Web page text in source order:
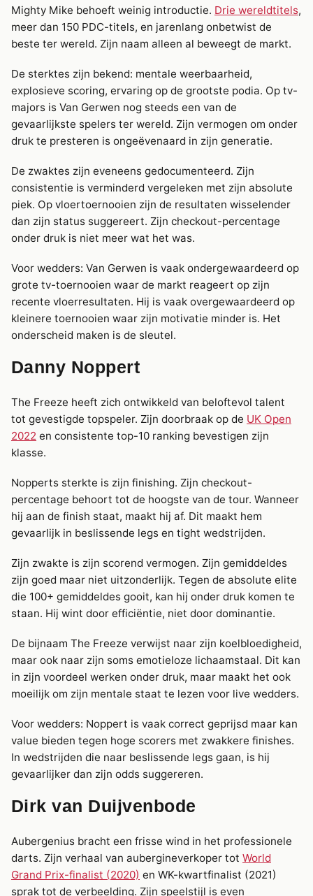
Mighty Mike behoeft weinig introductie. Drie wereldtitels,
meer dan 150 PDC-titels, en jarenlang onbetwist de
beste ter wereld. Zijn naam alleen al beweegt de markt.
De sterktes zijn bekend: mentale weerbaarheid,
explosieve scoring, ervaring op de grootste podia. Op tv-
majors is Van Gerwen nog steeds een van de
gevaarlijkste spelers ter wereld. Zijn vermogen om onder
druk te presteren is ongeëvenaard in zijn generatie.
De zwaktes zijn eveneens gedocumenteerd. Zijn
consistentie is verminderd vergeleken met zijn absolute
piek. Op vloertoernooien zijn de resultaten wisselender
dan zijn status suggereert. Zijn checkout-percentage
onder druk is niet meer wat het was.
Voor wedders: Van Gerwen is vaak ondergewaardeerd op
grote tv-toernooien waar de markt reageert op zijn
recente vloerresultaten. Hij is vaak overgewaardeerd op
kleinere toernooien waar zijn motivatie minder is. Het
onderscheid maken is de sleutel.
Danny Noppert
The Freeze heeft zich ontwikkeld van beloftevol talent
tot gevestigde topspeler. Zijn doorbraak op de UK Open
2022 en consistente top-10 ranking bevestigen zijn
klasse.
Nopperts sterkte is zijn finishing. Zijn checkout-
percentage behoort tot de hoogste van de tour. Wanneer
hij aan de finish staat, maakt hij af. Dit maakt hem
gevaarlijk in beslissende legs en tight wedstrijden.
Zijn zwakte is zijn scorend vermogen. Zijn gemiddeldes
zijn goed maar niet uitzonderlijk. Tegen de absolute elite
die 100+ gemiddeldes gooit, kan hij onder druk komen te
staan. Hij wint door efficiëntie, niet door dominantie.
De bijnaam The Freeze verwijst naar zijn koelbloedigheid,
maar ook naar zijn soms emotieloze lichaamstaal. Dit kan
in zijn voordeel werken onder druk, maar maakt het ook
moeilijk om zijn mentale staat te lezen voor live wedders.
Voor wedders: Noppert is vaak correct geprijsd maar kan
value bieden tegen hoge scorers met zwakkere finishes.
In wedstrijden die naar beslissende legs gaan, is hij
gevaarlijker dan zijn odds suggereren.
Dirk van Duijvenbode
Aubergenius bracht een frisse wind in het professionele
darts. Zijn verhaal van aubergineverkoper tot World
Grand Prix-finalist (2020) en WK-kwartfinalist (2021)
sprak tot de verbeelding. Zijn speelstijl is even